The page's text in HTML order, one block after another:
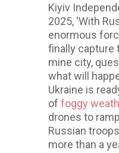
Kiyiv
2025, ‘With
enormous
finally capture
mine city,
what will
Ukraine is
of foggy
drones to
Russian
more than a